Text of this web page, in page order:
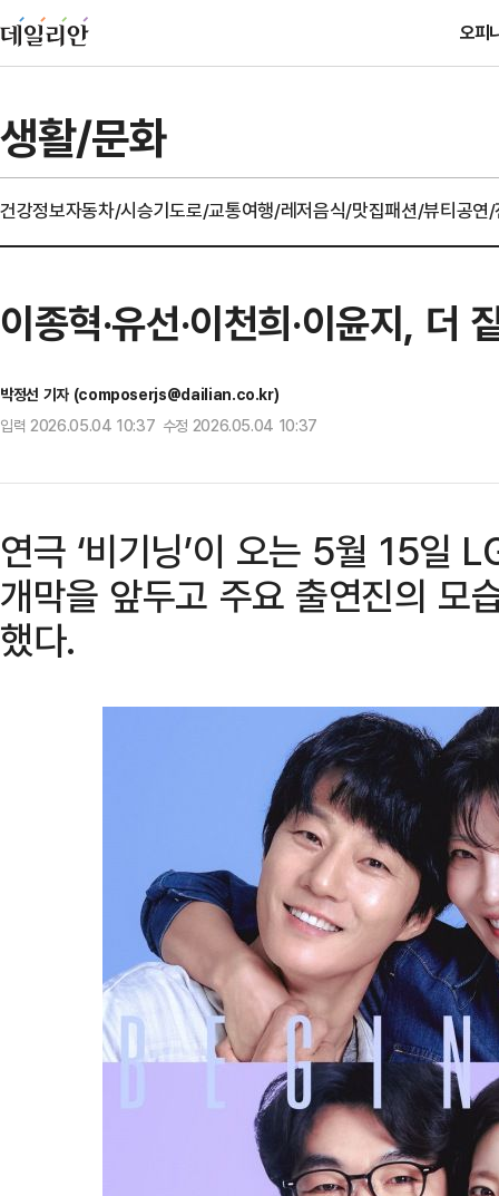
오피
생활/문화
건강정보자동차/시승기도로/교통여행/레저음식/맛집패션/뷰티공연
이종혁·유선·이천희·이윤지,
박정선 기자 (composerjs@dailian.co.kr)
입력 2026.05.04 10:37 수정 2026.05.04 10:37
연극 ‘비기닝’이 오는 5월 15일
개막을 앞두고 주요 출연진의 모
했다.